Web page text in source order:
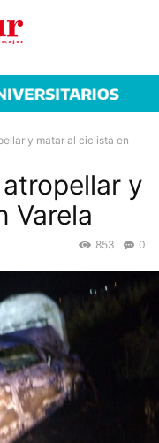
y matar al ciclista en
y
Varela
0
853